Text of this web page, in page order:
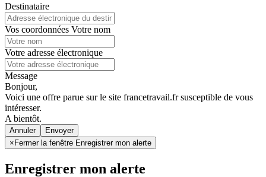
Destinataire
Vos coordonnées Votre nom
Votre adresse électronique
Message
Bonjour,
Voici une offre parue sur le site francetravail.fr susceptible de vous
intéresser.
A bientôt.
Annuler
× Fermer la fenêtre Enregistrer mon alerte
Enregistrer mon alerte